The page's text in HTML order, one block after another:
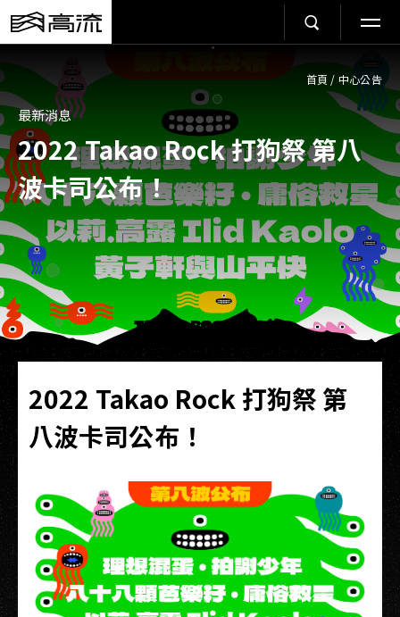
首頁 / 中心公告
最新消息
2022 Takao Rock 打狗祭 第八
波卡司公布！
2022 Takao Rock 打狗祭 第
八波卡司公布！